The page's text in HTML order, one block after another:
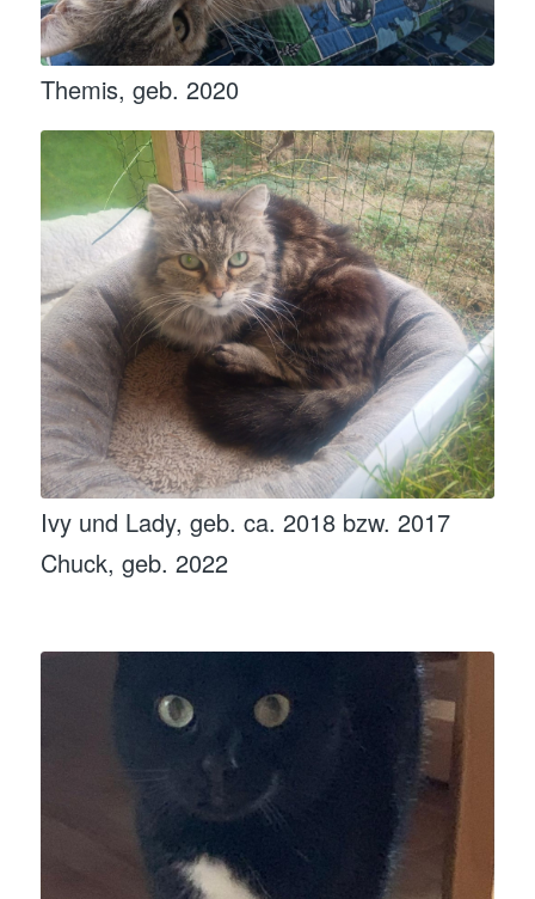
Themis, geb. 2020
Ivy und Lady, geb. ca. 2018 bzw. 2017
Chuck, geb. 2022